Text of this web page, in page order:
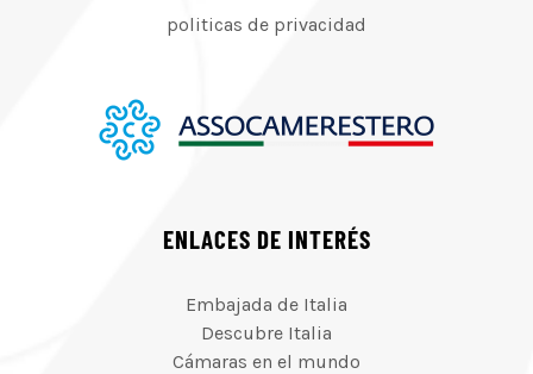
politicas de privacidad
ENLACES DE INTERÉS
Embajada de Italia
Descubre Italia
Cámaras en el mundo